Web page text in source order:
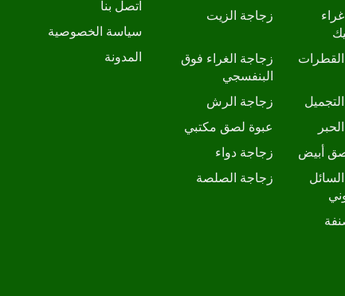
زجاجة الزيت
زجاجة الغراء فوق
البنفسجي
زجاجة الرش
عبوة لصق مكتبي
أبيض
زجاجة دواء
زجاجة الصلصة
اتصل بنا
سياسة الخصوصية
المدونة